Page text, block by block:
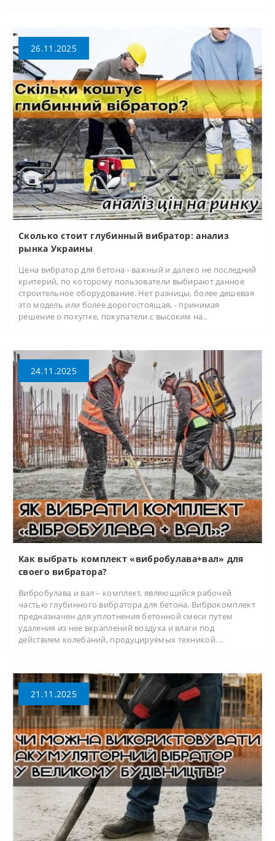
26.11.2025
Сколько стоит глубинный вибратор: анализ
рынка Украины
Цена вибратор для бетона - важный и далеко не последний
критерий, по которому пользователи выбирают данное
строительное оборудование. Нет разницы, более дешевая
это модель или более дорогостоящая, - принимая
решение о покупке, покупатели с высоким на..
24.11.2025
Как выбрать комплект «вибробулава+вал» для
своего вибратора?
Вибробулава и вал – комплект, являющийся рабочей
частью глубинного вибратора для бетона. Виброкомплект
предназначен для уплотнения бетонной смеси путем
удаления из нее вкраплений воздуха и влаги под
действием колебаний, продуцируемых техникой. ..
21.11.2025